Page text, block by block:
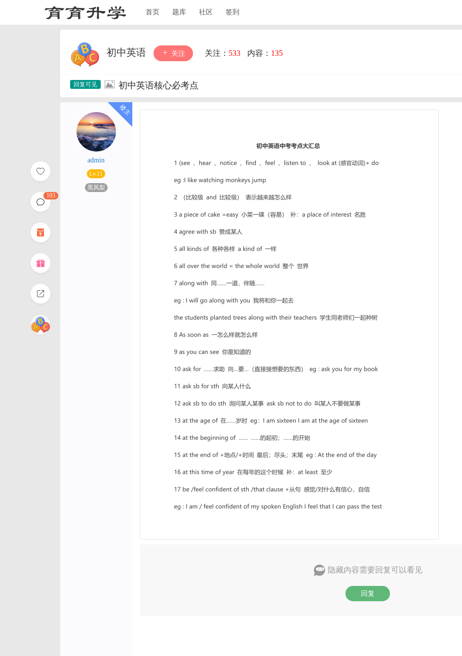
首页 题库 社区 签到
初中英语 关注 关注： 533 内容： 135
初中英语核心必考点
103
admin
Lv.11
黑凤梨
隐藏内容需要回复可以看见
回复